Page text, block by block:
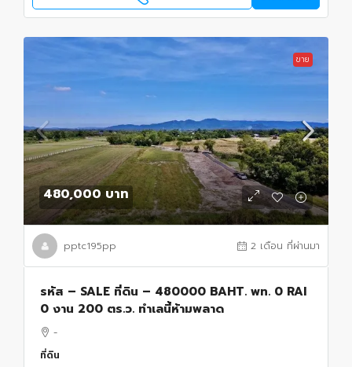
ขาย
480,000 บาท
pptc195pp 2 เดือน ที่ผ่านมา
รหัส – SALE ที่ดิน – 480000 BAHT. พท. 0 RAI
0 งาน 200 ตร.ว. ทำเลนี้ห้ามพลาด
-
ที่ดิน